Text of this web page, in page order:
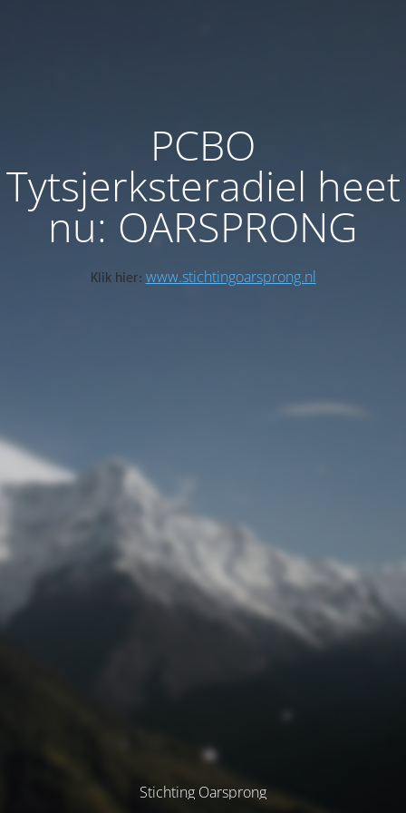
PCBO
Tytsjerksteradiel heet
nu: OARSPRONG
Klik hier: www.stichtingoarsprong.nl
Stichting Oarsprong